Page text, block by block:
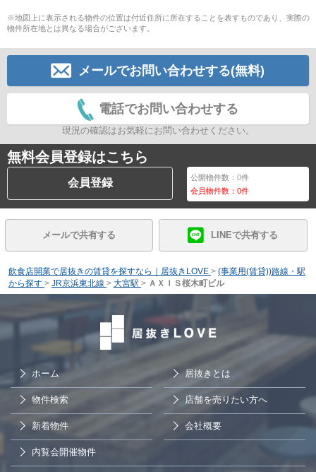
※地図上に表示される物件の位置は付近住所に所在することを表すものであり、実際の
物件所在地とは異なる場合がございます。
メールでお問い合わせする(無料)
電話でお問い合わせする
現況の確認はお気軽にお問い合わせください。
無料会員登録はこちら
会員登録 公開物件数：0件
会員物件数：0件
メールで共有する LINEで共有する
飲食店開業で居抜きの賃貸を探すなら｜居抜きLOVE > (事業用(賃貸))路線・駅
から探す > JR京浜東北線 > 大宮駅 > ＡＸＩＳ桜木町ビル
ホーム 居抜きとは
物件検索 店舗を売りたい方へ
新着物件 会社概要
内覧会開催物件